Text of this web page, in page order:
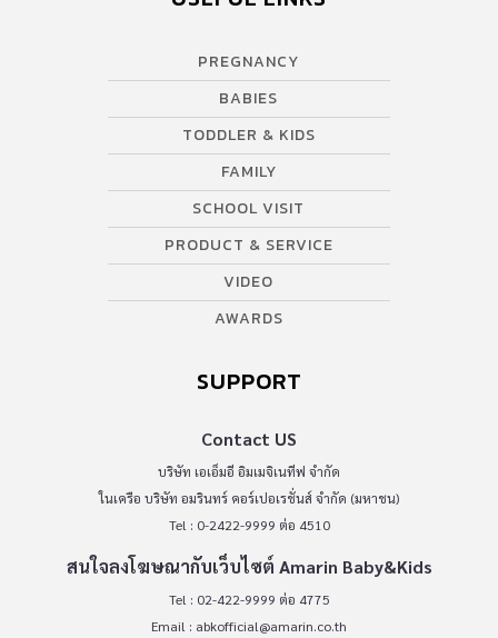
PREGNANCY
BABIES
TODDLER & KIDS
FAMILY
SCHOOL VISIT
PRODUCT & SERVICE
VIDEO
AWARDS
SUPPORT
Contact US
บริษัท เอเอ็มอี อิมเมจิเนทีฟ จำกัด
ในเครือ บริษัท อมรินทร์ คอร์เปอเรชั่นส์ จำกัด (มหาชน)
Tel : 0-2422-9999 ต่อ 4510
สนใจลงโฆษณากับเว็บไซต์ Amarin Baby&Kids
Tel : 02-422-9999 ต่อ 4775
Email : abkofficial@amarin.co.th